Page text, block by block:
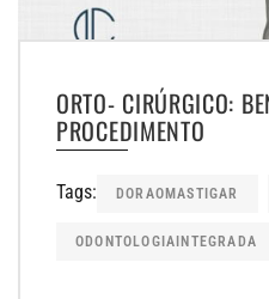
ORTO- CIRÚRGICO:
PROCEDIMENTO
Tags: DORAOMASTIGAR
ODONTOLOGIAINTEGRADA